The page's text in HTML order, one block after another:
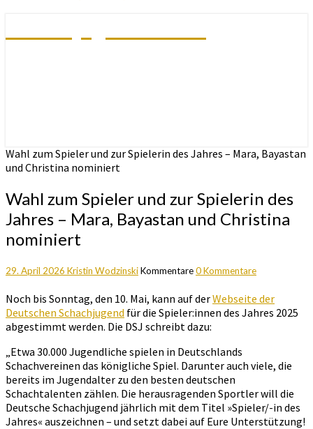
Wahl zum Spieler und zur Spielerin des Jahres – Mara, Bayastan
und Christina nominiert
Wahl zum Spieler und zur Spielerin des
Jahres – Mara, Bayastan und Christina
nominiert
29. April 2026 Kristin WodzinskiKommentare0 Kommentare
Noch bis Sonntag, den 10. Mai, kann auf derWebseite der
Deutschen Schachjugend für die Spieler:innen des Jahres 2025
abgestimmt werden. Die DSJ schreibt dazu:
„Etwa 30.000 Jugendliche spielen in Deutschlands
Schachvereinen das königliche Spiel. Darunter auch viele, die
bereits im Jugendalter zu den besten deutschen
Schachtalenten zählen. Die herausragenden Sportler will die
Deutsche Schachjugend jährlich mit dem Titel »Spieler/-in des
Jahres« auszeichnen – und setzt dabei auf Eure Unterstützung!